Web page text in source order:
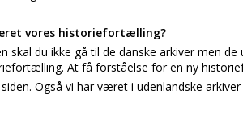
vores historiefortælling?
skal du ikke gå til de danske arkiver men
At få forståelse for en ny
Også vi har været i udenlandske